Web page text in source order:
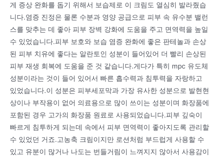
게 증상 완화를 돕기 위해서 보습제로 이 크림도 열심히 발라줬습
니다.염증 진정은 물론 수분과 영양 공급으로 피부 속 유수분 밸런
스를 맞추는 데 좋아 피부 장벽 강화에 도움을 주고 면역력을 높일
수 있었습니다.피부 보호와 보습 염증 완화에 좋은 판테놀과 손상
된 피부 치유에 좋다는 알란토인 성분이 들어있어 더 빨리 손상된
피부 재생 회복에 도움을 준 것 같습니다.게다가 특히 mpc 유도체
성분이라는 것이 들어 있어서 빠른 흡수력과 침투력을 자랑하고
있었습니다.이 성분은 피부세포막과 가장 유사한 성분으로 발현현
상이나 부작용이 없어 의료용으로 많이 쓰이는 성분이며 화장품에
포함된 경우 고가의 화장품 원료로 사용되었습니다.피부 깊숙이
빠르게 침투하게 되는데 속에서 피부 면역력이 좋아지도록 관리할
수 있었던 거죠.고농축 크림이지만 로션처럼 부드럽게 사용할 수
있고 유분이 많거나 나도는 번들거림이 느껴지지 않아서 사용감이